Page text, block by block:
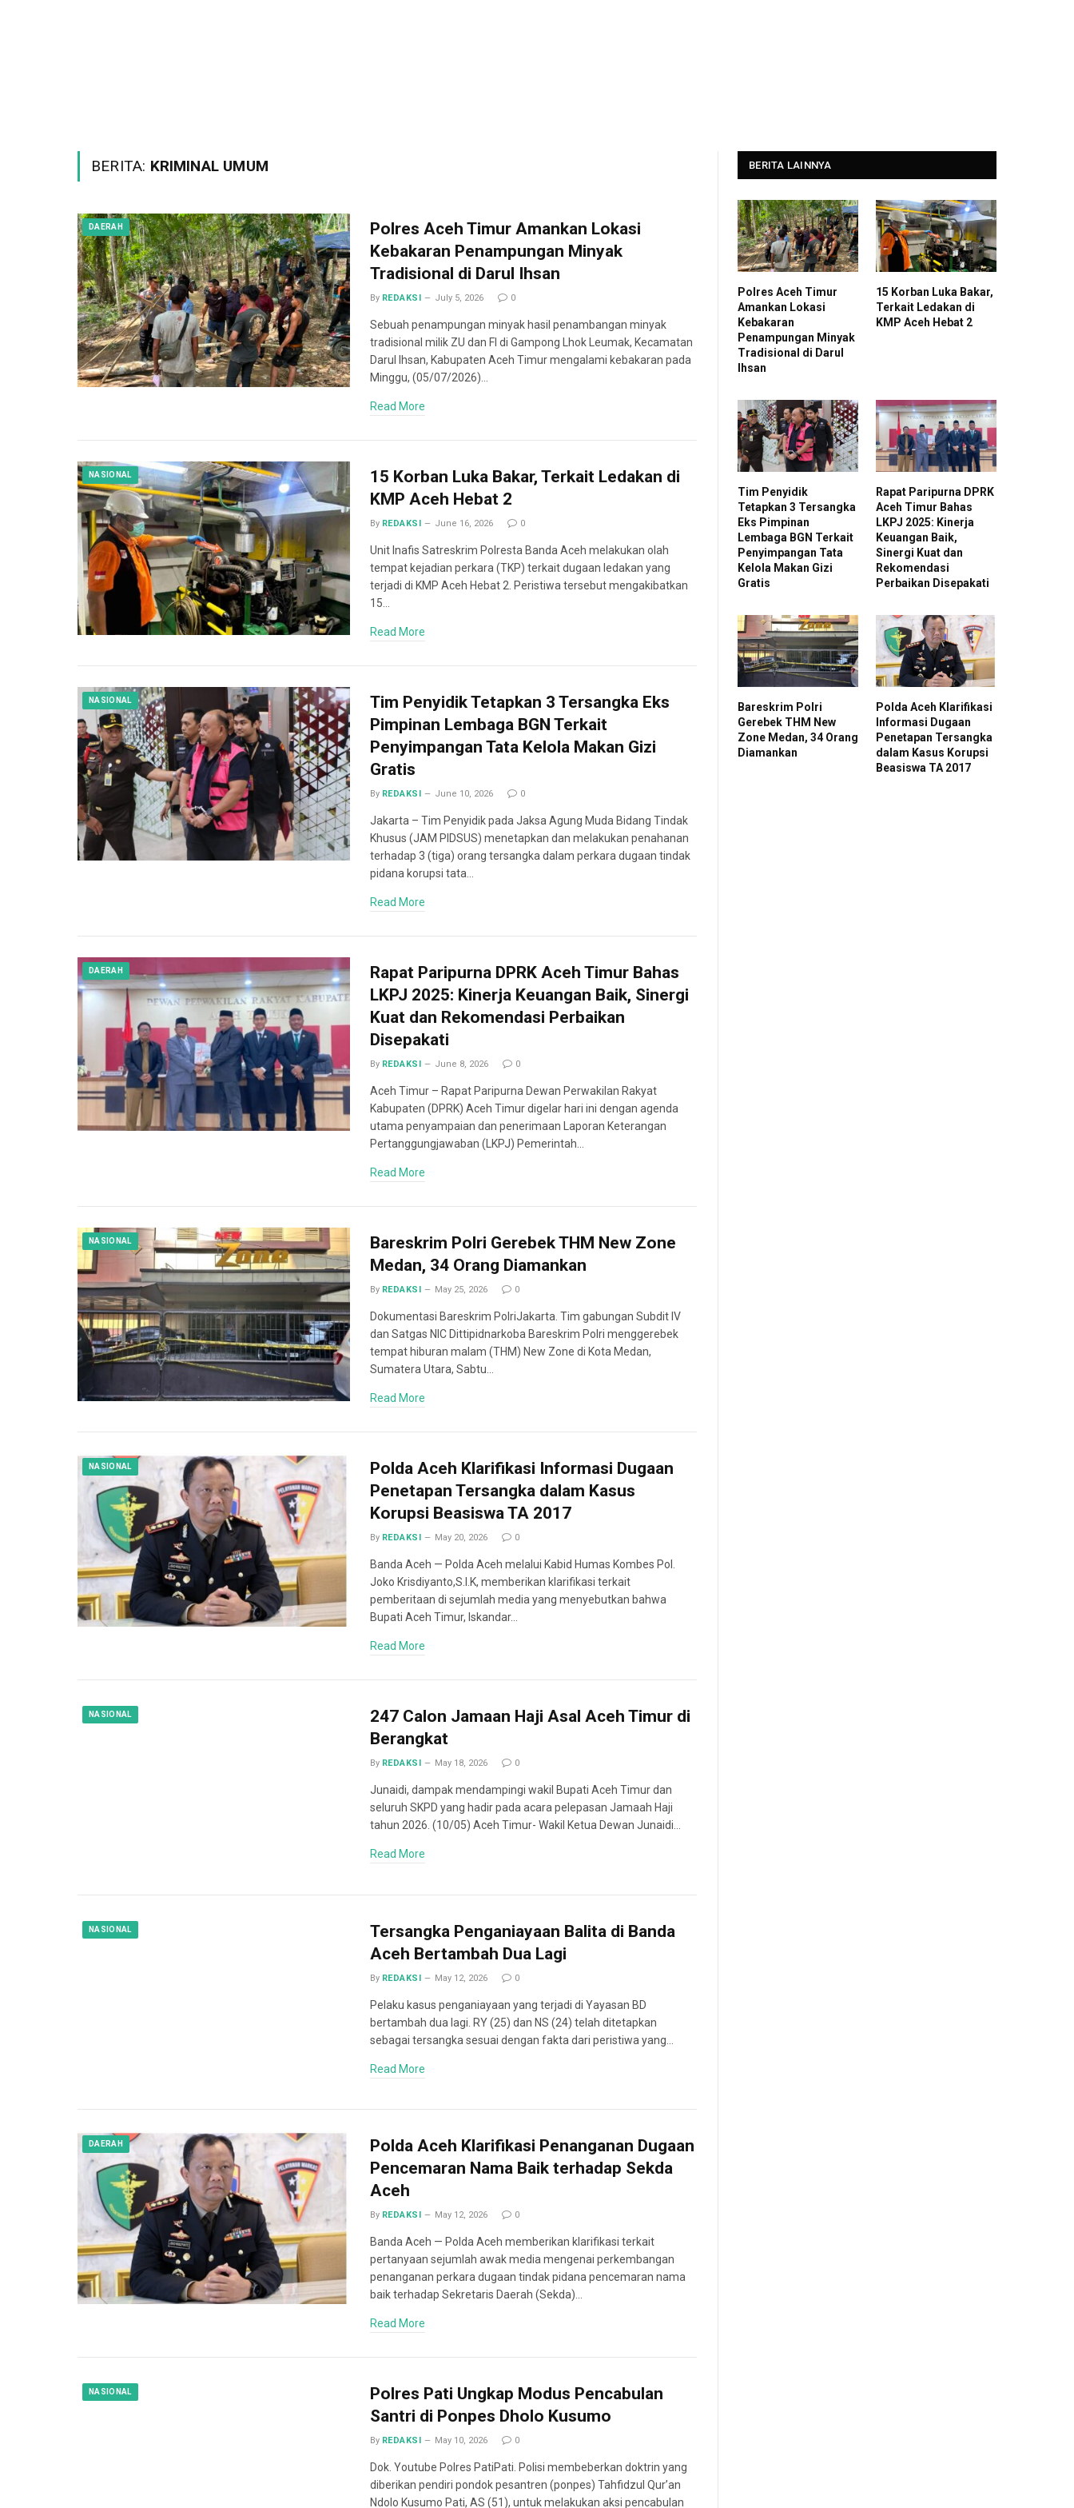
BERITA: KRIMINAL UMUM
DAERAH
Polres Aceh Timur Amankan Lokasi
Kebakaran Penampungan Minyak
Tradisional di Darul Ihsan
By REDAKSI July 5, 2026 0
Sebuah penampungan minyak hasil penambangan minyak
tradisional milik ZU dan FI di Gampong Lhok Leumak, Kecamatan
Darul Ihsan, Kabupaten Aceh Timur mengalami kebakaran pada
Minggu, (05/07/2026)…
Read More
NASIONAL
15 Korban Luka Bakar, Terkait Ledakan di
KMP Aceh Hebat 2
By REDAKSI June 16, 2026 0
Unit Inafis Satreskrim Polresta Banda Aceh melakukan olah
tempat kejadian perkara (TKP) terkait dugaan ledakan yang
terjadi di KMP Aceh Hebat 2. Peristiwa tersebut mengakibatkan
15…
Read More
NASIONAL
Tim Penyidik Tetapkan 3 Tersangka Eks
Pimpinan Lembaga BGN Terkait
Penyimpangan Tata Kelola Makan Gizi
Gratis
By REDAKSI June 10, 2026 0
Jakarta – Tim Penyidik pada Jaksa Agung Muda Bidang Tindak
Khusus (JAM PIDSUS) menetapkan dan melakukan penahanan
terhadap 3 (tiga) orang tersangka dalam perkara dugaan tindak
pidana korupsi tata…
Read More
DAERAH
Rapat Paripurna DPRK Aceh Timur Bahas
LKPJ 2025: Kinerja Keuangan Baik, Sinergi
Kuat dan Rekomendasi Perbaikan
Disepakati
By REDAKSI June 8, 2026 0
Aceh Timur – Rapat Paripurna Dewan Perwakilan Rakyat
Kabupaten (DPRK) Aceh Timur digelar hari ini dengan agenda
utama penyampaian dan penerimaan Laporan Keterangan
Pertanggungjawaban (LKPJ) Pemerintah…
Read More
NASIONAL
Bareskrim Polri Gerebek THM New Zone
Medan, 34 Orang Diamankan
By REDAKSI May 25, 2026 0
Dokumentasi Bareskrim PolriJakarta. Tim gabungan Subdit IV
dan Satgas NIC Dittipidnarkoba Bareskrim Polri menggerebek
tempat hiburan malam (THM) New Zone di Kota Medan,
Sumatera Utara, Sabtu…
Read More
NASIONAL
Polda Aceh Klarifikasi Informasi Dugaan
Penetapan Tersangka dalam Kasus
Korupsi Beasiswa TA 2017
By REDAKSI May 20, 2026 0
Banda Aceh — Polda Aceh melalui Kabid Humas Kombes Pol.
Joko Krisdiyanto,S.I.K, memberikan klarifikasi terkait
pemberitaan di sejumlah media yang menyebutkan bahwa
Bupati Aceh Timur, Iskandar…
Read More
NASIONAL
247 Calon Jamaan Haji Asal Aceh Timur di
Berangkat
By REDAKSI May 18, 2026 0
Junaidi, dampak mendampingi wakil Bupati Aceh Timur dan
seluruh SKPD yang hadir pada acara pelepasan Jamaah Haji
tahun 2026. (10/05) Aceh Timur- Wakil Ketua Dewan Junaidi…
Read More
NASIONAL
Tersangka Penganiayaan Balita di Banda
Aceh Bertambah Dua Lagi
By REDAKSI May 12, 2026 0
Pelaku kasus penganiayaan yang terjadi di Yayasan BD
bertambah dua lagi. RY (25) dan NS (24) telah ditetapkan
sebagai tersangka sesuai dengan fakta dari peristiwa yang…
Read More
DAERAH
Polda Aceh Klarifikasi Penanganan Dugaan
Pencemaran Nama Baik terhadap Sekda
Aceh
By REDAKSI May 12, 2026 0
Banda Aceh — Polda Aceh memberikan klarifikasi terkait
pertanyaan sejumlah awak media mengenai perkembangan
penanganan perkara dugaan tindak pidana pencemaran nama
baik terhadap Sekretaris Daerah (Sekda)…
Read More
NASIONAL
Polres Pati Ungkap Modus Pencabulan
Santri di Ponpes Dholo Kusumo
By REDAKSI May 10, 2026 0
Dok. Youtube Polres PatiPati. Polisi membeberkan doktrin yang
diberikan pendiri pondok pesantren (ponpes) Tahfidzul Qur’an
Ndolo Kusumo Pati, AS (51), untuk melakukan aksi pencabulan
BERITA LAINNYA
Polres Aceh Timur
Amankan Lokasi
Kebakaran
Penampungan Minyak
Tradisional di Darul
Ihsan
15 Korban Luka Bakar,
Terkait Ledakan di
KMP Aceh Hebat 2
Tim Penyidik
Tetapkan 3 Tersangka
Eks Pimpinan
Lembaga BGN Terkait
Penyimpangan Tata
Kelola Makan Gizi
Gratis
Rapat Paripurna DPRK
Aceh Timur Bahas
LKPJ 2025: Kinerja
Keuangan Baik,
Sinergi Kuat dan
Rekomendasi
Perbaikan Disepakati
Bareskrim Polri
Gerebek THM New
Zone Medan, 34 Orang
Diamankan
Polda Aceh Klarifikasi
Informasi Dugaan
Penetapan Tersangka
dalam Kasus Korupsi
Beasiswa TA 2017